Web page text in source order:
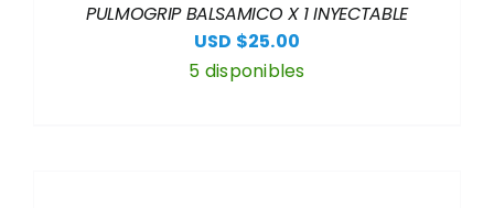
PULMOGRIP BALSAMICO X 1 INYECTABLE
USD $25.00
5 disponibles